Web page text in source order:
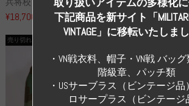
¥18,700 （税込） ¥49,800（税
売り切れ 売り切れ
下記商品を新サイト「
VINTAGE」に移転いたしま
・VN戦衣料、帽子・VN戦 バッグ
階級章、パッチ類
・USサーブラス（ビンテージ
ロサープラス（ビンテージ